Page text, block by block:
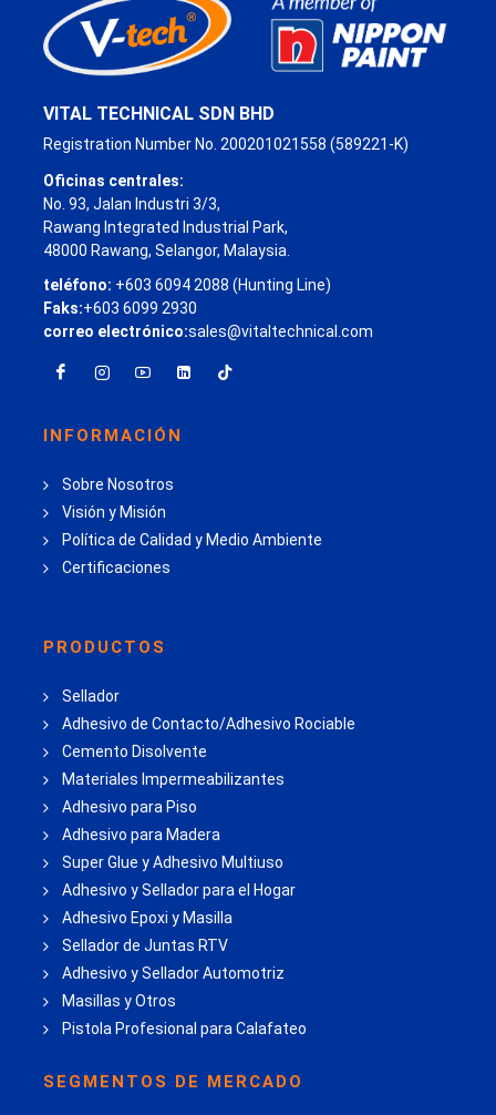
VITAL TECHNICAL SDN BHD
Registration Number No. 200201021558 (589221-K)
Oficinas centrales:
No. 93, Jalan Industri 3/3,
Rawang Integrated Industrial Park,
48000 Rawang, Selangor, Malaysia.
teléfono: +603 6094 2088 (Hunting Line)
Faks:+603 6099 2930
correo electrónico:sales@vitaltechnical.com
INFORMACIÓN
Sobre Nosotros
Visión y Misión
Política de Calidad y Medio Ambiente
Certificaciones
PRODUCTOS
Sellador
Adhesivo de Contacto/Adhesivo Rociable
Cemento Disolvente
Materiales Impermeabilizantes
Adhesivo para Piso
Adhesivo para Madera
Super Glue y Adhesivo Multiuso
Adhesivo y Sellador para el Hogar
Adhesivo Epoxi y Masilla
Sellador de Juntas RTV
Adhesivo y Sellador Automotriz
Masillas y Otros
Pistola Profesional para Calafateo
SEGMENTOS DE MERCADO